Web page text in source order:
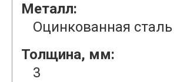
Металл:
Оцинкованная сталь
Толщина, мм:
3